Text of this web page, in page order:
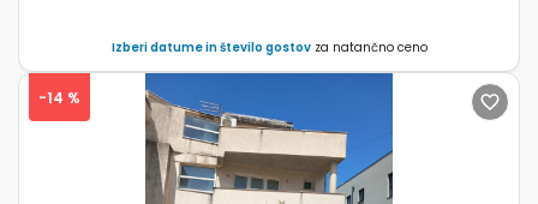
Izberi datume in število gostovza natančno ceno
-14 %